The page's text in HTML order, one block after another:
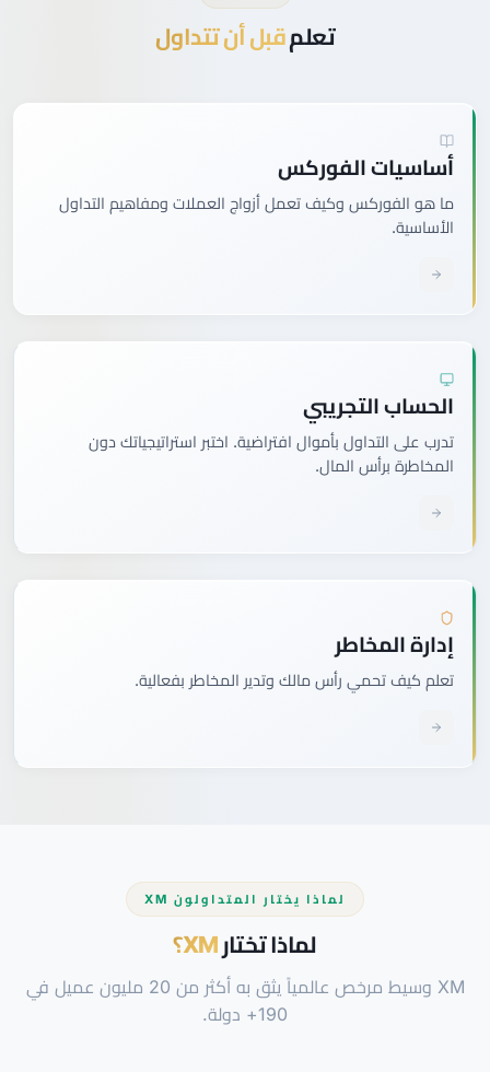
تعلم قبل أن تتداول
أساسيات الفوركس
ما هو الفوركس وكيف تعمل أزواج العملات ومفاهيم التداول
الأساسية.
الحساب التجريبي
تدرب على التداول بأموال افتراضية. اختبر استراتيجياتك دون
المخاطرة برأس المال.
إدارة المخاطر
تعلم كيف تحمي رأس مالك وتدير المخاطر بفعالية.
لماذا يختار المتداولون XM
لماذا تختار XM؟
XM وسيط مرخص عالمياً يثق به أكثر من 20 مليون عميل في
190+ دولة.